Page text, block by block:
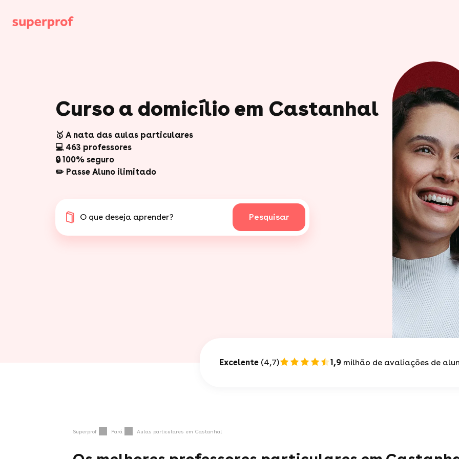
Curso a domicílio em Castanhal
🥇 A nata das aulas particulares
💻 463 professores
🔒 100% seguro
✏️ Passe Aluno ilimitado
O que deseja aprender? Pesquisar
Excelente (4,7) 1,9 milhão de avaliações de
Superprof Pará Aulas particulares em Castanhal